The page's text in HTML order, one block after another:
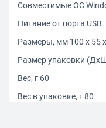
Совместимые ОС
Питание от порта USB
Размеры, мм 100 x 55
Размер упаковки
Вес, г 60
Вес в упаковке, г 80